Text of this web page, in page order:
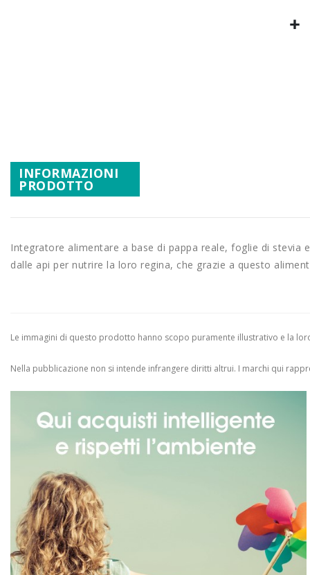
INFORMAZIONI
PRODOTTO
Integratore alimentare a base di pappa reale, foglie di stevia
dalle api per nutrire la loro regina, che grazie a questo
Le immagini di questo prodotto hanno scopo puramente illustrativo e la
Nella pubblicazione non si intende infrangere diritti altrui. I marchi qui